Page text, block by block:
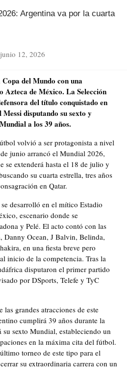
Argentina va por la cuarta
Posted
junio 12, 2026
del Mundo con una
Azteca de México. La Selección
del título conquistado en
disputando su sexto y
a los 39 años.
volvió a ser protagonista a nivel
junio arrancó el Mundial 2026,
se extenderá hasta el 18 de julio y
su cuarta estrella, tres años
en Qatar.
desarrolló en el mítico Estadio
escenario donde se
y Pelé. El acto contó con las
Danny Ocean, J Balvin, Belinda,
en una fiesta breve pero
inicio de la competencia. Tras la
disputaron el primer partido
por DSports, Telefe y TyC
las grandes atracciones de este
cumplirá 39 años durante la
sexto Mundial, estableciendo un
en la máxima cita del fútbol.
torneo de este tipo para el
su extraordinaria carrera con un